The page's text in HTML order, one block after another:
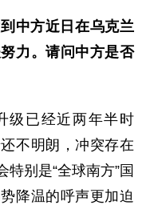
中方近日在乌克兰
力。请问中方是否
级已经近两年半时
不明朗，冲突存在
别是“全球南方”国
降温的呼声更加迫